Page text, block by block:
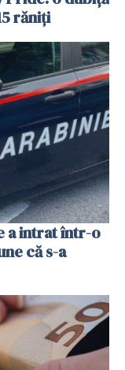
răniți
a intrat într-o
că s-a